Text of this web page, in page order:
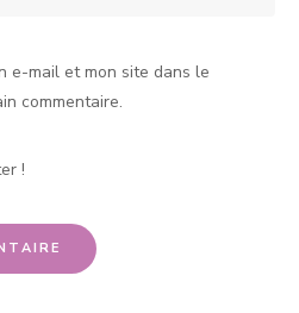
e-mail et mon site dans le
commentaire.
!